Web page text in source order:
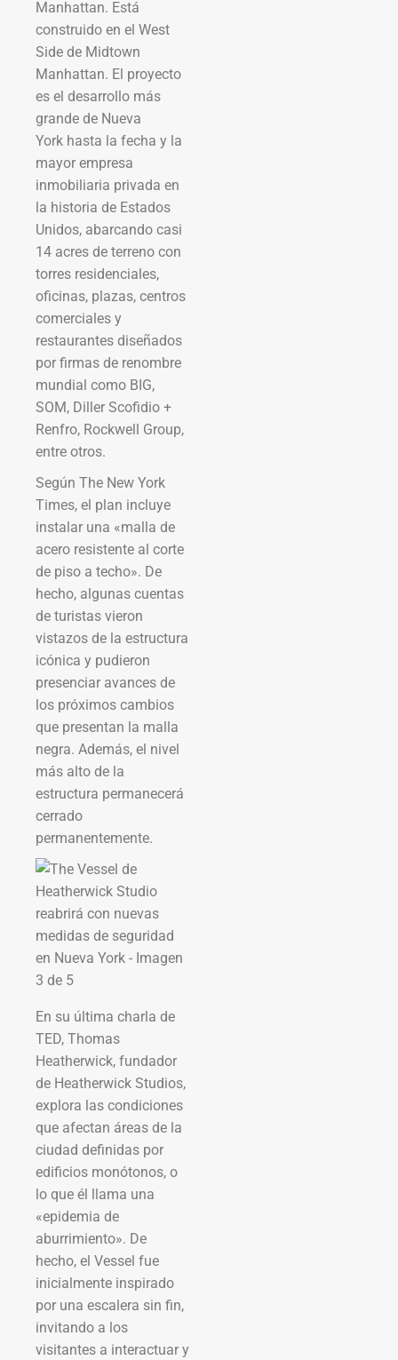
Manhattan. Está
construido en el West
Side de Midtown
Manhattan. El proyecto
es el desarrollo más
grande de Nueva
York hasta la fecha y la
mayor empresa
inmobiliaria privada en
la historia de Estados
Unidos, abarcando casi
14 acres de terreno con
torres residenciales,
oficinas, plazas, centros
comerciales y
restaurantes diseñados
por firmas de renombre
mundial como BIG,
SOM, Diller Scofidio +
Renfro, Rockwell Group,
entre otros.
Según The New York
Times, el plan incluye
instalar una «malla de
acero resistente al corte
de piso a techo». De
hecho, algunas cuentas
de turistas vieron
vistazos de la estructura
icónica y pudieron
presenciar avances de
los próximos cambios
que presentan la malla
negra. Además, el nivel
más alto de la
estructura permanecerá
cerrado
permanentemente.
En su última charla de
TED, Thomas
Heatherwick, fundador
de Heatherwick Studios,
explora las condiciones
que afectan áreas de la
ciudad definidas por
edificios monótonos, o
lo que él llama una
«epidemia de
aburrimiento». De
hecho, el Vessel fue
inicialmente inspirado
por una escalera sin fin,
invitando a los
visitantes a interactuar y